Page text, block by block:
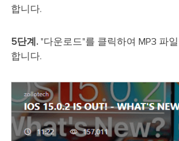
합니다.
5단계."다운로드"를 클릭하여 MP3 파
합니다.